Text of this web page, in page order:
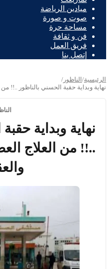
ميادين الرياضة
صوت و صورة
مساحة حرة
فن و ثقافة
فريق العمل
إتصل بنا
الرئيسية/ الناظور /
نهاية وبداية حقبة الحسني بالناظور ..!!
نهاية وبداية
..!! من العلاج